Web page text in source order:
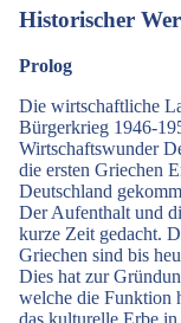
Historischer
Prolog
Die wirtschaftliche
Bürgerkrieg 1946-
Wirtschaftswunder
die ersten Griechen
Deutschland
Der Aufenthalt und
kurze Zeit gedacht.
Griechen sind bis
Dies hat zur
welche die Funktion
das kulturelle Erbe